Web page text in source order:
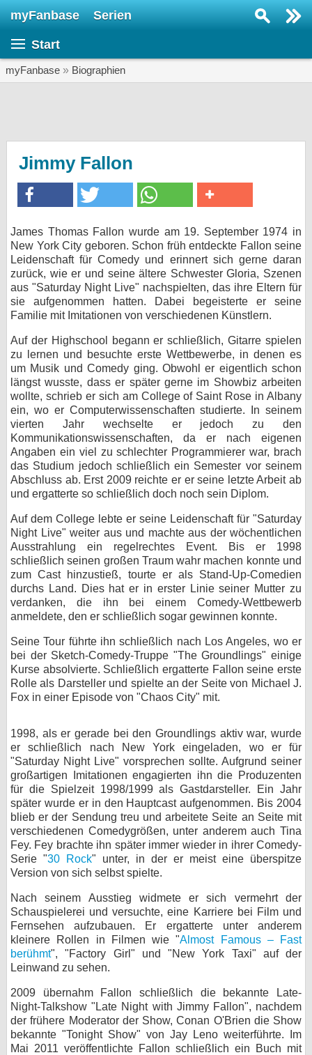
myFanbase Serien
Start
myFanbase » Biographien
Jimmy Fallon
James Thomas Fallon wurde am 19. September 1974 in
New York City geboren. Schon früh entdeckte Fallon seine
Leidenschaft für Comedy und erinnert sich gerne daran
zurück, wie er und seine ältere Schwester Gloria, Szenen
aus "Saturday Night Live" nachspielten, das ihre Eltern für
sie aufgenommen hatten. Dabei begeisterte er seine
Familie mit Imitationen von verschiedenen Künstlern.
Auf der Highschool begann er schließlich, Gitarre spielen
zu lernen und besuchte erste Wettbewerbe, in denen es
um Musik und Comedy ging. Obwohl er eigentlich schon
längst wusste, dass er später gerne im Showbiz arbeiten
wollte, schrieb er sich am College of Saint Rose in Albany
ein, wo er Computerwissenschaften studierte. In seinem
vierten Jahr wechselte er jedoch zu den
Kommunikationswissenschaften, da er nach eigenen
Angaben ein viel zu schlechter Programmierer war, brach
das Studium jedoch schließlich ein Semester vor seinem
Abschluss ab. Erst 2009 reichte er er seine letzte Arbeit ab
und ergatterte so schließlich doch noch sein Diplom.
Auf dem College lebte er seine Leidenschaft für "Saturday
Night Live" weiter aus und machte aus der wöchentlichen
Ausstrahlung ein regelrechtes Event. Bis er 1998
schließlich seinen großen Traum wahr machen konnte und
zum Cast hinzustieß, tourte er als Stand-Up-Comedien
durchs Land. Dies hat er in erster Linie seiner Mutter zu
verdanken, die ihn bei einem Comedy-Wettbewerb
anmeldete, den er schließlich sogar gewinnen konnte.
Seine Tour führte ihn schließlich nach Los Angeles, wo er
bei der Sketch-Comedy-Truppe "The Groundlings" einige
Kurse absolvierte. Schließlich ergatterte Fallon seine erste
Rolle als Darsteller und spielte an der Seite von Michael J.
Fox in einer Episode von "Chaos City" mit.
1998, als er gerade bei den Groundlings aktiv war, wurde
er schließlich nach New York eingeladen, wo er für
"Saturday Night Live" vorsprechen sollte. Aufgrund seiner
großartigen Imitationen engagierten ihn die Produzenten
für die Spielzeit 1998/1999 als Gastdarsteller. Ein Jahr
später wurde er in den Hauptcast aufgenommen. Bis 2004
blieb er der Sendung treu und arbeitete Seite an Seite mit
verschiedenen Comedygrößen, unter anderem auch Tina
Fey. Fey brachte ihn später immer wieder in ihrer Comedy-
Serie "30 Rock" unter, in der er meist eine überspitze
Version von sich selbst spielte.
Nach seinem Ausstieg widmete er sich vermehrt der
Schauspielerei und versuchte, eine Karriere bei Film und
Fernsehen aufzubauen. Er ergatterte unter anderem
kleinere Rollen in Filmen wie "Almost Famous – Fast
berühmt", "Factory Girl" und "New York Taxi" auf der
Leinwand zu sehen.
2009 übernahm Fallon schließlich die bekannte Late-
Night-Talkshow "Late Night with Jimmy Fallon", nachdem
der frühere Moderator der Show, Conan O'Brien die Show
bekannte "Tonight Show" von Jay Leno weiterführte. Im
Mai 2011 veröffentlichte Fallon schließlich ein Buch mit
Veranstaltungen
KULTUR
Specials
SERVICE
Gewinnspiele
Forum
bei Facebook
Kontakt
Nutzungsbedingungen
Datenschutz
Cookie-Einstellungen
Impressum
Desktop-Ansicht
myFanbase